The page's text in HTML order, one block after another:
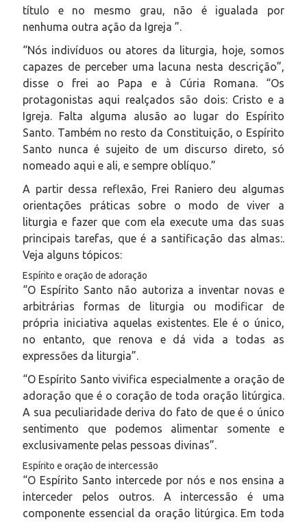
título e no mesmo grau, não é igualada por
nenhuma outra ação da Igreja ”.
“Nós indivíduos ou atores da liturgia, hoje, somos
capazes de perceber uma lacuna nesta descrição”,
disse o frei ao Papa e à Cúria Romana. “Os
protagonistas aqui realçados são dois: Cristo e a
Igreja. Falta alguma alusão ao lugar do Espírito
Santo. Também no resto da Constituição, o Espírito
Santo nunca é sujeito de um discurso direto, só
nomeado aqui e ali, e sempre oblíquo.”
A partir dessa reflexão, Frei Raniero deu algumas
orientações práticas sobre o modo de viver a
liturgia e fazer que com ela execute uma das suas
principais tarefas, que é a santificação das almas:.
Veja alguns tópicos:
Espírito e oração de adoração
“O Espírito Santo não autoriza a inventar novas e
arbitrárias formas de liturgia ou modificar de
própria iniciativa aquelas existentes. Ele é o único,
no entanto, que renova e dá vida a todas as
expressões da liturgia”.
“O Espírito Santo vivifica especialmente a oração de
adoração que é o coração de toda oração litúrgica.
A sua peculiaridade deriva do fato de que é o único
sentimento que podemos alimentar somente e
exclusivamente pelas pessoas divinas”.
Espírito e oração de intercessão
“O Espírito Santo intercede por nós e nos ensina a
interceder pelos outros. A intercessão é uma
componente essencial da oração litúrgica. Em toda